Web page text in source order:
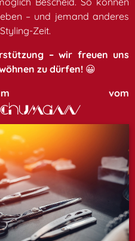
– und jemand anderes
Zeit.
– wir freuen uns
zu dürfen! 😀
vom